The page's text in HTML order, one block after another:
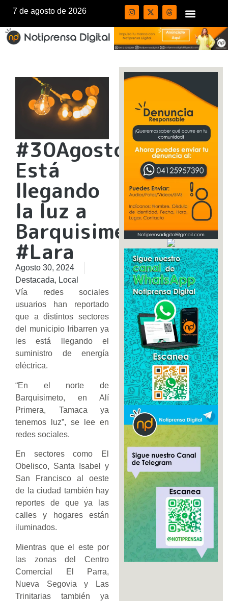
7 de agosto de 2026
#30Agosto
Está
llegando
la luz a
Barquisimeto
#Lara
Agosto 30, 2024
Destacada, Local
Vía redes sociales
usuarios han reportado
que a distintos sectores
del municipio Iribarren ya
les está llegando el
suministro de energía
eléctrica.
“En el norte de
Barquisimeto, en Alí
Primera, Tamaca ya
tenemos luz”, se lee en
redes sociales.
En sectores como El
Obelisco, Santa Isabel y
San Francisco al oeste
de la ciudad también hay
reportes de que ya las
calles y hogares están
iluminados.
Mientras que el este por
las zonas del Centro
Comercial El Parra,
Nueva Segovia y Las
Trinitarias también ya